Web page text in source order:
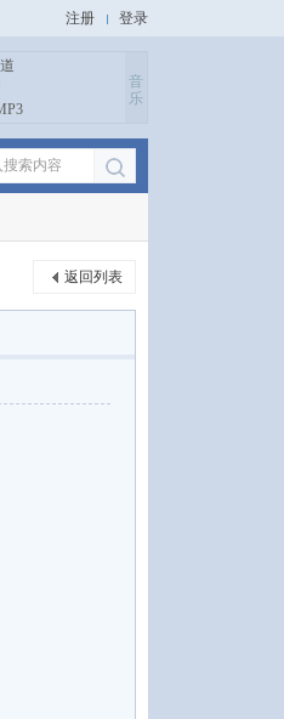
注册 登录
音
乐
返回列表